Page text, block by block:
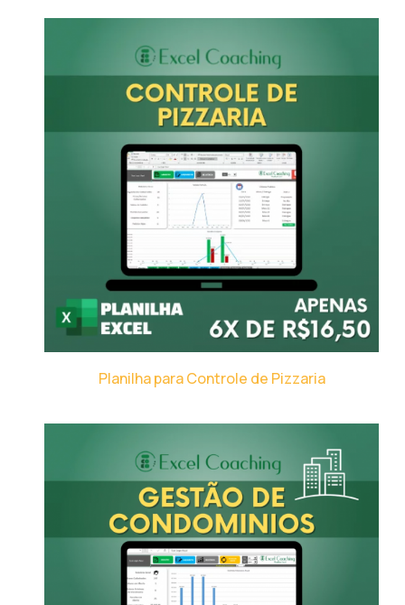
Planilha para Controle de Pizzaria